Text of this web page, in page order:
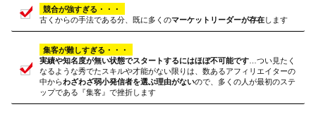
競合が強すぎる・・・
古くからの手法である分、既に多くのマーケットリーダーが存在します
集客が難しすぎる・・・
実績や知名度が無い状態でスタートするにはほぼ不可能です …つい見たく
なるような秀でたスキルや才能がない限りは、数あるアフィリエイターの
中からわざわざ弱小発信者を選ぶ理由がないので、多くの人が最初のステ
ップである『集客』で挫折します